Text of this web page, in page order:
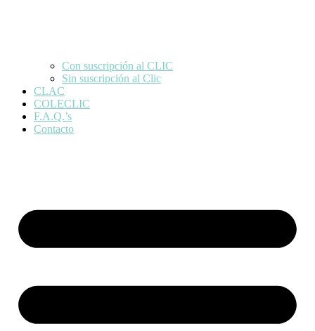
Con suscripción al CLIC
Sin suscripción al Clic
CLAC
COLECLIC
F.A.Q.’s
Contacto